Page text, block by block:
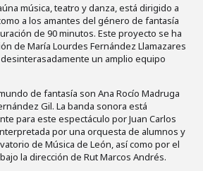
música, teatro y danza, está dirigido a
a los amantes del género de fantasía
de 90 minutos. Este proyecto se ha
de María Lourdes Fernández Llamazares
un amplio equipo
de fantasía son Ana Rocío Madruga
Gil. La banda sonora está
para este espectáculo por Juan Carlos
por una orquesta de alumnos y
de Música de León, así como por el
la dirección de Rut Marcos Andrés.